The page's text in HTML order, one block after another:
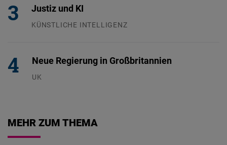
Justiz und KI
KÜNSTLICHE INTELLIGENZ
Neue Regierung in Großbritannien
UK
MEHR ZUM THEMA